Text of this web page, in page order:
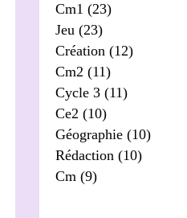
Cm1 (23)
Jeu (23)
Création (12)
Cm2 (11)
Cycle 3 (11)
Ce2 (10)
Géographie (10)
Rédaction (10)
Cm (9)